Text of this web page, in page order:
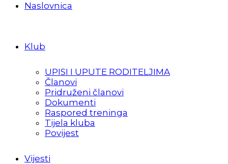
Naslovnica
Klub
UPISI I UPUTE RODITELJIMA
Članovi
Pridruženi članovi
Dokumenti
Raspored treninga
Tijela kluba
Povijest
Vijesti